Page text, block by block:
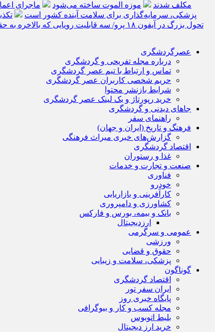
مکلف شدند
موزه الموت ساخته می‌شود ماجرای اعمال ضریب ۲.۷ برای
پزشکی، سرمایه‌گذاری برای سلامت آینده کشور است
تحول بزرگ در آیفون ۱۸ پرو/ سه قابلیت رویایی که بالاخره به حقیقت می‌پیوندند
عصرگردشگری
درباره مجله تفریحی و گردشگری
تماس و ارتباط با تیم عصر گردشگری
حریم شخصی کاربران عصر گردشگری
شرایط بازنشر محتوا
خرید رپورتاژ و بک لینک عصر گردشگری
جاهای دیدنی و گردشگری
راهنمای سفر
فرهنگ و تاریخ (ایران و جهان)
گزارش‌های خبری میراث فرهنگی
اقتصاد گردشگری
غذا و رستوران
صنعت و تجارت و خدمات
فناوری
خودرو
کارآفرینی و بازاریابی
کشاورزی و دامپروری
بانک و بیمه، بورس و فارکس
ارزدیجیتال
عمومی و سرگرمی
ورزشی
حقوق و قضایی
پزشکی، سلامت و زیبایی
گوناگون
اقتصاد گردشگری
ایران سفر تور
پایگاه خبری روز
مجله کسب و کار و بیوگرافی
بلیط اتوبوس
خرید ارز دیجیتال